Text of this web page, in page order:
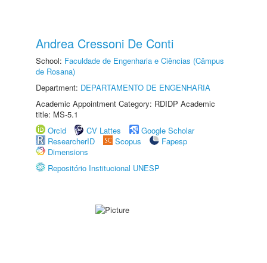
Andrea Cressoni De Conti
School: Faculdade de Engenharia e Ciências (Câmpus
de Rosana)
Department: DEPARTAMENTO DE ENGENHARIA
Academic Appointment Category: RDIDP Academic
title: MS-5.1
Orcid
CV Lattes
Google Scholar
ResearcherID
Scopus
Fapesp
Dimensions
Repositório Institucional UNESP